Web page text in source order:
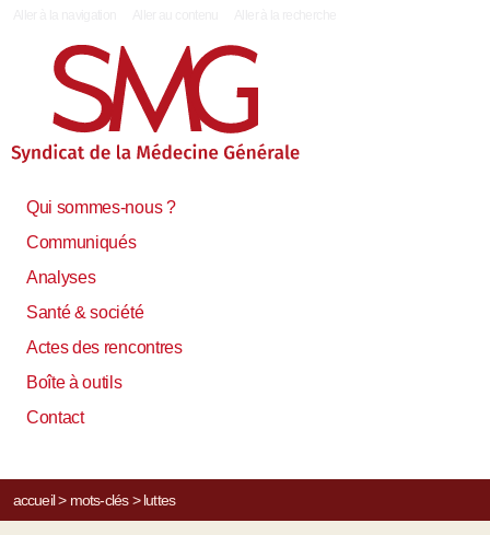
Qui sommes-nous ?
Communiqués
Analyses
Santé & société
Actes des rencontres
Boîte à outils
Contact
accueil> mots-clés> luttes